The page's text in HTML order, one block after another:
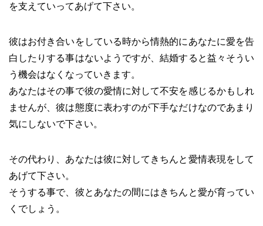
を支えていってあげて下さい。
彼はお付き合いをしている時から情熱的にあなたに愛を告
白したりする事はないようですが、結婚すると益々そうい
う機会はなくなっていきます。
あなたはその事で彼の愛情に対して不安を感じるかもしれ
ませんが、彼は態度に表わすのが下手なだけなのであまり
気にしないで下さい。
その代わり、あなたは彼に対してきちんと愛情表現をして
あげて下さい。
そうする事で、彼とあなたの間にはきちんと愛が育ってい
くでしょう。